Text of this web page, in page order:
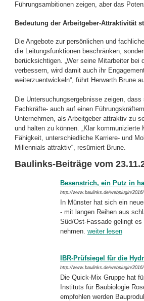
Führungsambitionen zeigen, aber das
Bedeutung der Arbeitgeber-Attraktivität
Die Angebote zur persönlichen und
die Leitungsfunktionen beschränken,
berücksichtigen. „Wer seine Mitarbeiter
verbessern, wird damit auch ihr
weiterzuentwickeln“, führt Herwarth Brune
Die Untersuchungsergebnisse zeigen,
Fachkräfte- auch auf einen
Unternehmen, als Arbeitgeber attraktiv zu
und halten zu können. „Klar
Fähigkeit, unterschiedliche Karriere- und
Millennials attraktiv“, resümiert Brune.
Baulinks-Beiträge vom
Besenstrich, ein Putz in
http://www.baulinks.de/webplugin/
In Münster hat sich ein
- mit langen Reihen aus
Süd/Ost-Fassade gelingt
nehmen. weiter lesen
IBR-Prüfsiegel für die
http://www.baulinks.de/webplugin/
Die Quick-Mix Gruppe hat
Instituts für Baubiologie
empfohlen werden